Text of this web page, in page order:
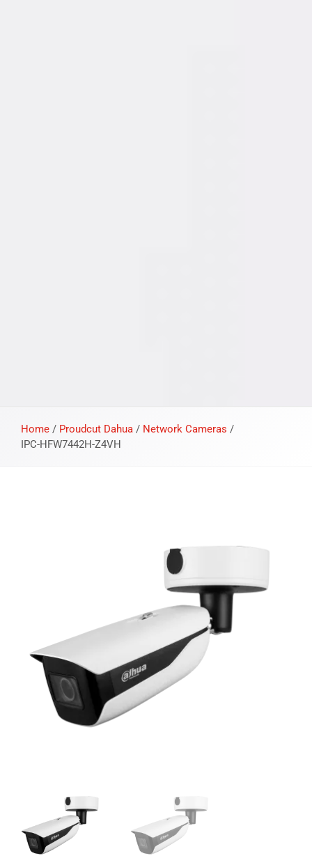
Home / Proudcut Dahua / Network Cameras /
IPC-HFW7442H-Z4VH